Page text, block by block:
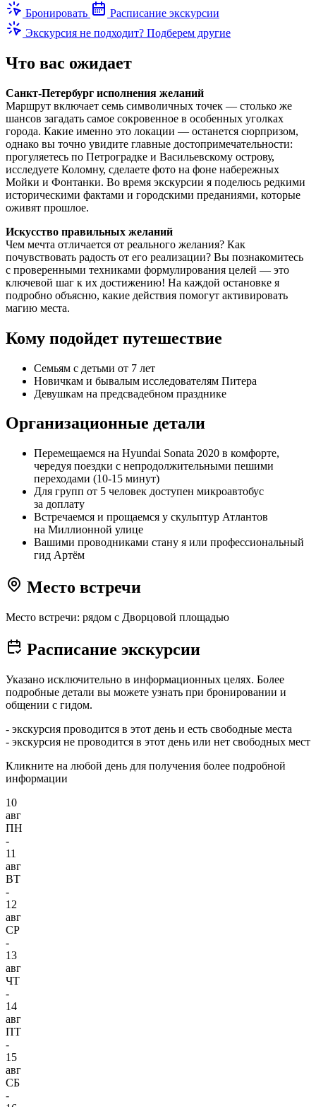
Бронировать
Расписание экскурсии
Экскурсия не подходит? Подберем другие
Что вас ожидает
Санкт-Петербург исполнения желаний
Маршрут включает семь символичных точек — столько же
шансов загадать самое сокровенное в особенных уголках
города. Какие именно это локации — останется сюрпризом,
однако вы точно увидите главные достопримечательности:
прогуляетесь по Петроградке и Васильевскому острову,
исследуете Коломну, сделаете фото на фоне набережных
Мойки и Фонтанки. Во время экскурсии я поделюсь редкими
историческими фактами и городскими преданиями, которые
оживят прошлое.
Искусство правильных желаний
Чем мечта отличается от реального желания? Как
почувствовать радость от его реализации? Вы познакомитесь
с проверенными техниками формулирования целей — это
ключевой шаг к их достижению! На каждой остановке я
подробно объясню, какие действия помогут активировать
магию места.
Кому подойдет путешествие
Семьям с детьми от 7 лет
Новичкам и бывалым исследователям Питера
Девушкам на предсвадебном празднике
Организационные детали
Перемещаемся на Hyundai Sonata 2020 в комфорте,
чередуя поездки с непродолжительными пешими
переходами (10-15 минут)
Для групп от 5 человек доступен микроавтобус
за доплату
Встречаемся и прощаемся у скульптур Атлантов
на Миллионной улице
Вашими проводниками стану я или профессиональный
гид Артём
Место встречи
Место встречи: рядом с Дворцовой площадью
Расписание экскурсии
Указано исключительно в информационных целях. Более
подробные детали вы можете узнать при бронировании и
общении с гидом.
- экскурсия проводится в этот день и есть свободные места
- экскурсия не проводится в этот день или нет свободных мест
Кликните на любой день для получения более подробной
информации
10
авг
ПН
-
11
авг
ВТ
-
12
авг
СР
-
13
авг
ЧТ
-
14
авг
ПТ
-
15
авг
СБ
-